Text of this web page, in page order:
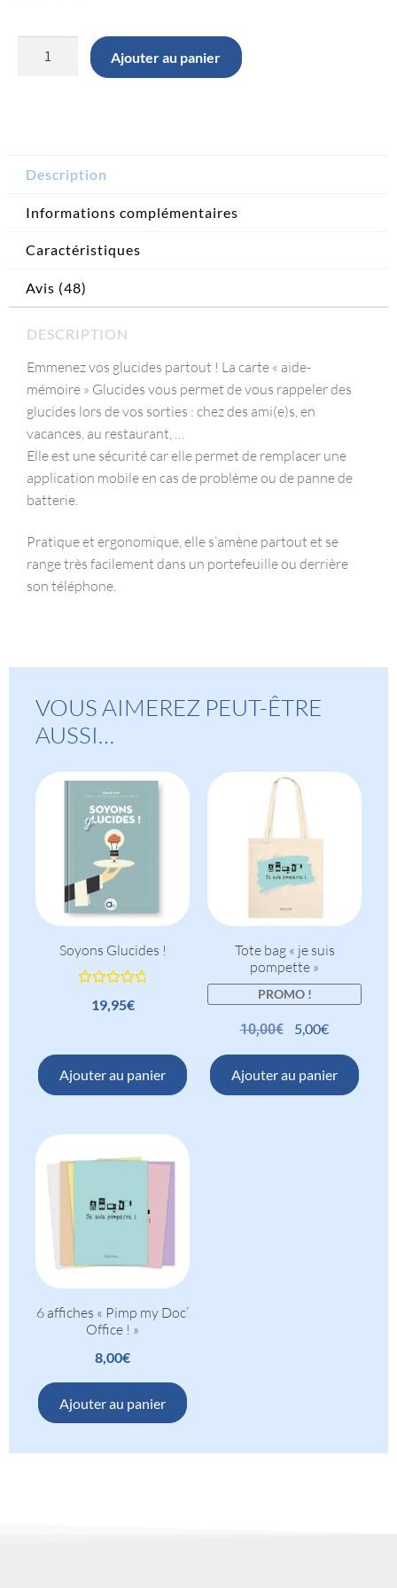
Ajouter au panier
Description
Informations complémentaires
Caractéristiques
Avis (48)
DESCRIPTION
Emmenez vos glucides partout ! La carte « aide-
mémoire » Glucides vous permet de vous rappeler des
glucides lors de vos sorties : chez des ami(e)s, en
vacances, au restaurant, …
Elle est une sécurité car elle permet de remplacer une
application mobile en cas de problème ou de panne de
batterie.
Pratique et ergonomique, elle s’amène partout et se
range très facilement dans un portefeuille ou derrière
son téléphone.
VOUS AIMEREZ PEUT-ÊTRE
AUSSI…
Soyons Glucides !
sur 5
19,95€
Ajouter au panier
Tote bag « je suis
pompette »
PROMO !
10,00€ 5,00€
Ajouter au panier
6 affiches « Pimp my Doc’
Office ! »
8,00€
Ajouter au panier